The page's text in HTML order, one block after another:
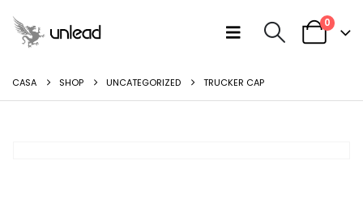
0
CASA SHOP UNCATEGORIZED TRUCKER CAP